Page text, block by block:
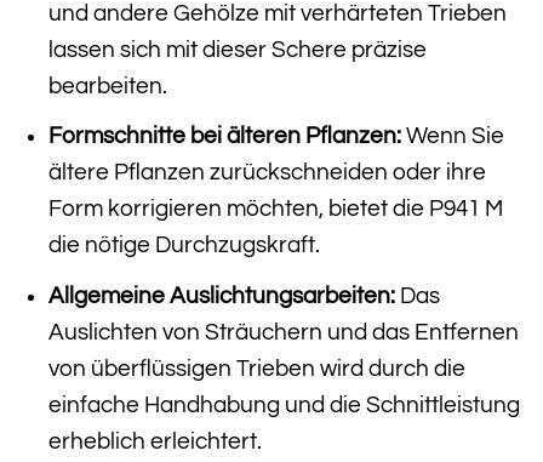
und andere Gehölze mit verhärteten Trieben
lassen sich mit dieser Schere präzise
bearbeiten.
Formschnitte bei älteren Pflanzen:Wenn Sie
ältere Pflanzen zurückschneiden oder ihre
Form korrigieren möchten, bietet die P941 M
die nötige Durchzugskraft.
Allgemeine Auslichtungsarbeiten:Das
Auslichten von Sträuchern und das Entfernen
von überflüssigen Trieben wird durch die
einfache Handhabung und die Schnittleistung
erheblich erleichtert.